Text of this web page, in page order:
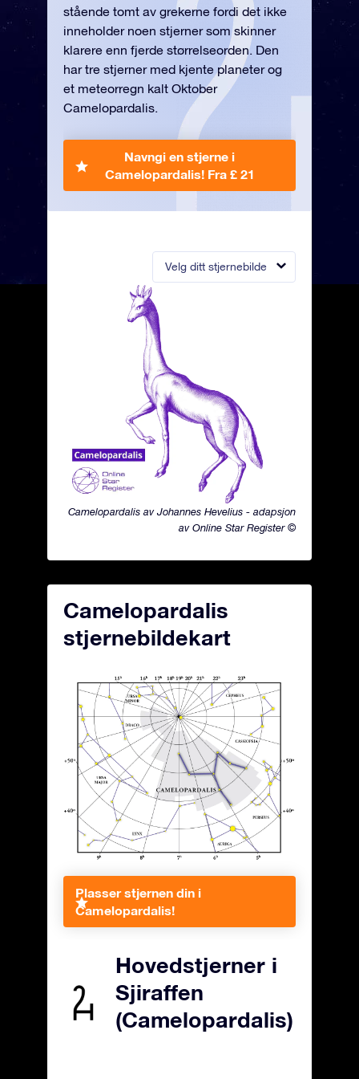
Velg ditt stjernebilde
Camelopardalis av Johannes Hevelius - adapsjon
av Online Star Register ©
stående tomt av grekerne fordi det ikke
inneholder noen stjerner som skinner
klarere enn fjerde størrelseorden. Den
har tre stjerner med kjente planeter og
et meteorregn kalt Oktober
Camelopardalis.
Navngi en stjerne i
Camelopardalis! Fra £ 21
Camelopardalis
stjernebildekart
Plasser stjernen din i
Camelopardalis!
Hovedstjerner i
Sjiraffen
(Camelopardalis)